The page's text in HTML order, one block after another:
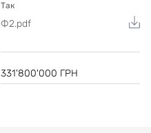
Так
Ф2.pdf
331'800'000 ГРН